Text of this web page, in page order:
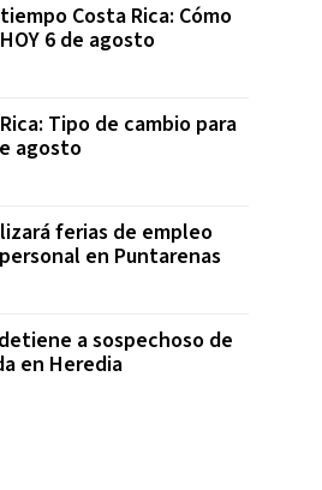
Costa Rica: Cómo
6 de agosto
Tipo de cambio para
agosto
ferias de empleo
en Puntarenas
a sospechoso de
en Heredia